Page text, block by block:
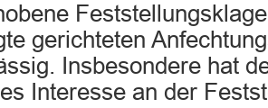
gerichteten
Insbesondere hat
Interesse an der